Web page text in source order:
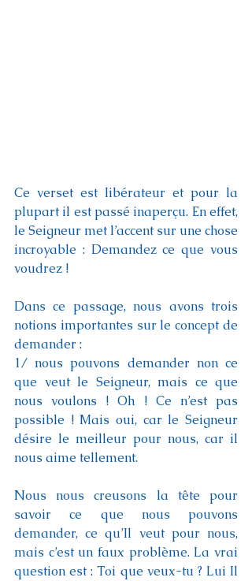
Ce verset est libérateur et pour la
plupart il est passé inaperçu. En effet,
le Seigneur met l’accent sur une chose
incroyable : Demandez ce que vous
voudrez !
Dans ce passage, nous avons trois
notions importantes sur le concept de
demander :
1/ nous pouvons demander non ce
que veut le Seigneur, mais ce que
nous voulons ! Oh ! Ce n’est pas
possible ! Mais oui, car le Seigneur
désire le meilleur pour nous, car il
nous aime tellement.
Nous nous creusons la tête pour
savoir ce que nous pouvons
demander, ce qu’Il veut pour nous,
mais c’est un faux problème. La vrai
question est : Toi que veux-tu ? Lui Il